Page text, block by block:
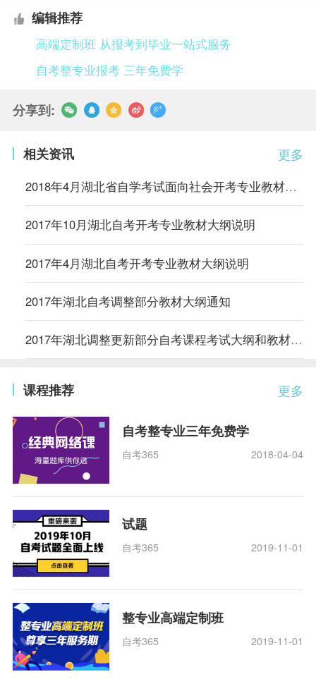
编辑推荐
高端定制班 从报考到毕业一站式服务
自考整专业报考 三年免费学
分享到:
更多
相关资讯
2018年4月湖北省自学考试面向社会开考专业教材大纲使用情况
2017年10月湖北自考开考专业教材大纲说明
2017年4月湖北自考开考专业教材大纲说明
2017年湖北自考调整部分教材大纲通知
2017年湖北调整更新部分自考课程考试大纲和教材通知
更多
课程推荐
自考整专业三年免费学
自考365 2018-04-04
试题
自考365 2019-11-01
整专业高端定制班
自考365 2019-11-01